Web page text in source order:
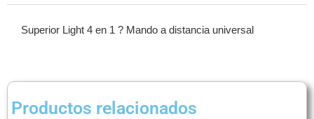
Superior Light 4 en 1 ? Mando a distancia universal
Productos relacionados